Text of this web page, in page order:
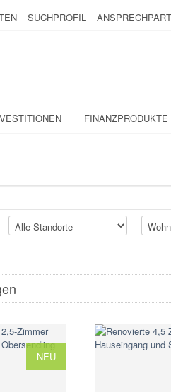
SUCHPROFIL
FINANZPRODUKTE
NEU